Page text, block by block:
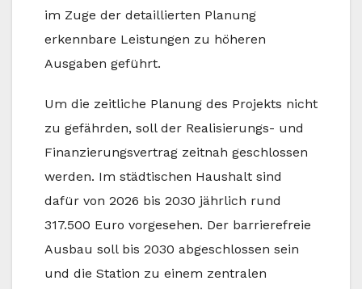
im Zuge der detaillierten Planung
erkennbare Leistungen zu höheren
Ausgaben geführt.
Um die zeitliche Planung des Projekts nicht
zu gefährden, soll der Realisierungs- und
Finanzierungsvertrag zeitnah geschlossen
werden. Im städtischen Haushalt sind
dafür von 2026 bis 2030 jährlich rund
317.500 Euro vorgesehen. Der barrierefreie
Ausbau soll bis 2030 abgeschlossen sein
und die Station zu einem zentralen